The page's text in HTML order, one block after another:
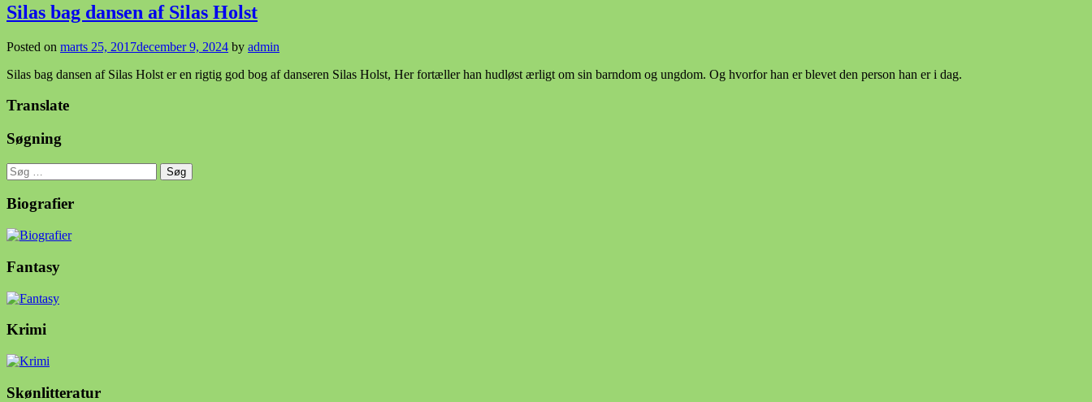
Silas bag dansen af Silas Holst
Posted on marts 25, 2017december 9, 2024 by admin
Silas bag dansen af Silas Holst er en rigtig god bog af danseren Silas Holst, Her fortæller han hudløst ærligt om sin barndom og ungdom. Og hvorfor han er blevet den person han er i dag.
Translate
Søgning
Søg
efter:
Biografier
Fantasy
Krimi
Skønlitteratur